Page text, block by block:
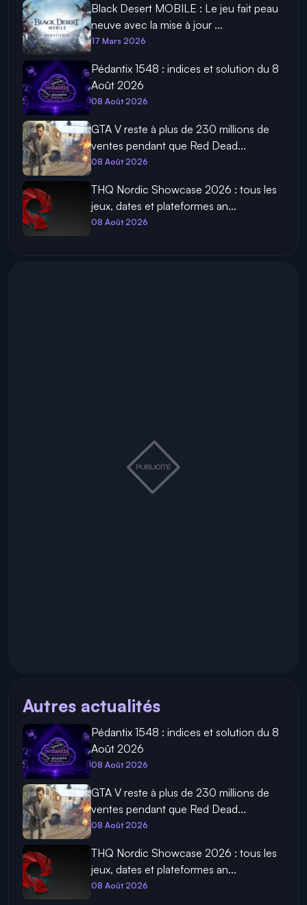
Black Desert MOBILE : Le jeu fait peau
neuve avec la mise à jour ...
17 Mars 2026
Pédantix 1548 : indices et solution du 8
Août 2026
08 Août 2026
GTA V reste à plus de 230 millions de
ventes pendant que Red Dead...
08 Août 2026
THQ Nordic Showcase 2026 : tous les
jeux, dates et plateformes an...
08 Août 2026
Autres actualités
Pédantix 1548 : indices et solution du 8
Août 2026
08 Août 2026
GTA V reste à plus de 230 millions de
ventes pendant que Red Dead...
08 Août 2026
THQ Nordic Showcase 2026 : tous les
jeux, dates et plateformes an...
08 Août 2026